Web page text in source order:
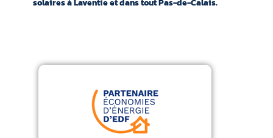
solaires à Laventie et dans tout Pas-de-Calais.